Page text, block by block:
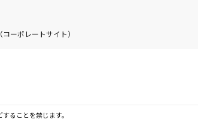
ーポレートサイト）
ることを禁じます。